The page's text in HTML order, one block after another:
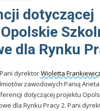
dotyczącej
dla Rynku
dyrektorWioletta Frankiewicz
zawodowych Panią
dotyczącej projektu
dla Rynku Pracy 2. Pani